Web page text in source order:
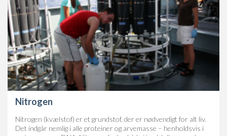
Nitrogen
Nitrogen (kvælstof) er et grundstof, der er nødvendigt for alt liv.
Det indgår nemlig i alle proteiner og arvemasse – henholdsvis i